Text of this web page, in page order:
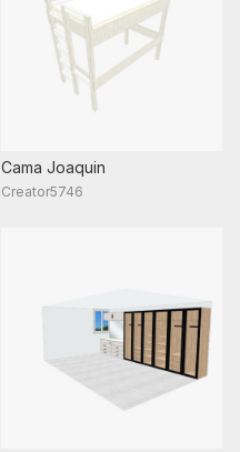
Cama Joaquin
Creator5746